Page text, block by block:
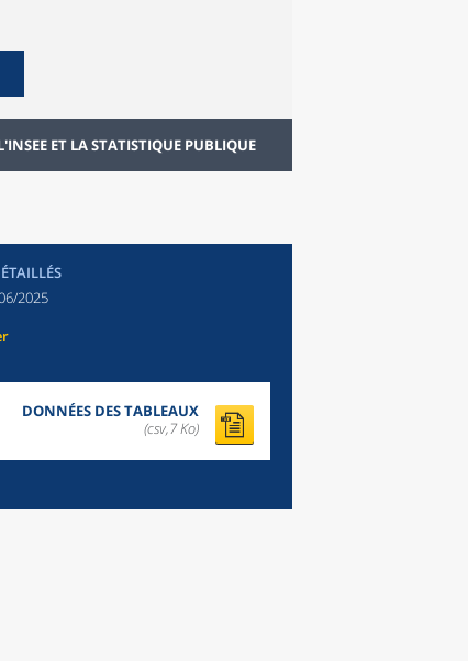
ET LA STATISTIQUE PUBLIQUE
2025
DONNÉES DES TABLEAUX
(csv,7 Ko)